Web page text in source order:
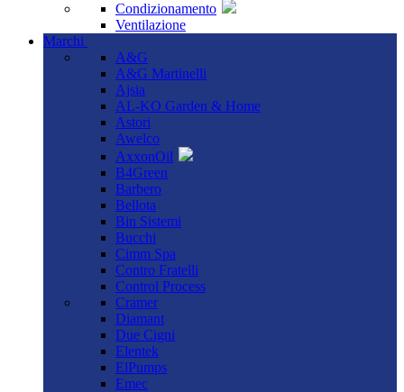
Condizionamento
Ventilazione
Marchi
A&G
A&G Martinelli
Ajsia
AL-KO Garden & Home
Astori
Awelco
AxxonOil
B4Green
Barbero
Bellota
Bin Sistemi
Bucchi
Cimm Spa
Contro Fratelli
Control Process
Cramer
Diamant
Due Cigni
Elentek
ElPumps
Emec